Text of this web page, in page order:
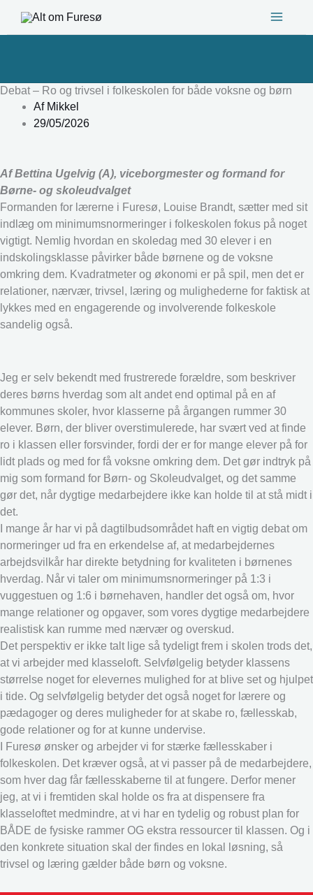
Debat – Ro og trivsel i folkeskolen for både voksne og børn
AfMikkel
29/05/2026
Af Bettina Ugelvig (A), viceborgmester og formand for
Børne- og skoleudvalget
Formanden for lærerne i Furesø, Louise Brandt, sætter med sit
indlæg om minimumsnormeringer i folkeskolen fokus på noget
vigtigt. Nemlig hvordan en skoledag med 30 elever i en
indskolingsklasse påvirker både børnene og de voksne
omkring dem. Kvadratmeter og økonomi er på spil, men det er
relationer, nærvær, trivsel, læring og mulighederne for faktisk at
lykkes med en engagerende og involverende folkeskole
sandelig også.
Jeg er selv bekendt med frustrerede forældre, som beskriver
deres børns hverdag som alt andet end optimal på en af
kommunes skoler, hvor klasserne på årgangen rummer 30
elever. Børn, der bliver overstimulerede, har svært ved at finde
ro i klassen eller forsvinder, fordi der er for mange elever på for
lidt plads og med for få voksne omkring dem. Det gør indtryk på
mig som formand for Børn- og Skoleudvalget, og det samme
gør det, når dygtige medarbejdere ikke kan holde til at stå midt i
det.
I mange år har vi på dagtilbudsområdet haft en vigtig debat om
normeringer ud fra en erkendelse af, at medarbejdernes
arbejdsvilkår har direkte betydning for kvaliteten i børnenes
hverdag. Når vi taler om minimumsnormeringer på 1:3 i
vuggestuen og 1:6 i børnehaven, handler det også om, hvor
mange relationer og opgaver, som vores dygtige medarbejdere
realistisk kan rumme med nærvær og overskud.
Det perspektiv er ikke talt lige så tydeligt frem i skolen trods det,
at vi arbejder med klasseloft. Selvfølgelig betyder klassens
størrelse noget for elevernes mulighed for at blive set og hjulpet
i tide. Og selvfølgelig betyder det også noget for lærere og
pædagoger og deres muligheder for at skabe ro, fællesskab,
gode relationer og for at kunne undervise.
I Furesø ønsker og arbejder vi for stærke fællesskaber i
folkeskolen. Det kræver også, at vi passer på de medarbejdere,
som hver dag får fællesskaberne til at fungere. Derfor mener
jeg, at vi i fremtiden skal holde os fra at dispensere fra
klasseloftet medmindre, at vi har en tydelig og robust plan for
BÅDE de fysiske rammer OG ekstra ressourcer til klassen. Og i
den konkrete situation skal der findes en lokal løsning, så
trivsel og læring gælder både børn og voksne.